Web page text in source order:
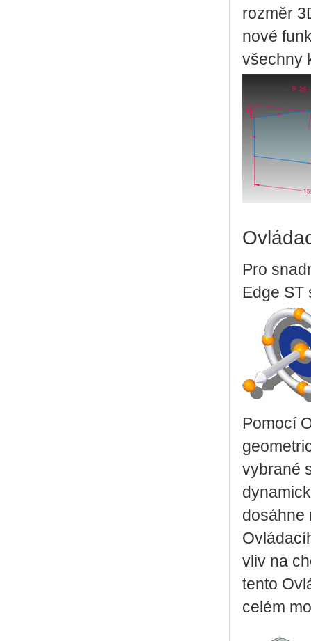
rozměr
nové
všechny
Pro
Edge ST
Pomocí
vybrané
dosáhne
vliv na
tento
celém